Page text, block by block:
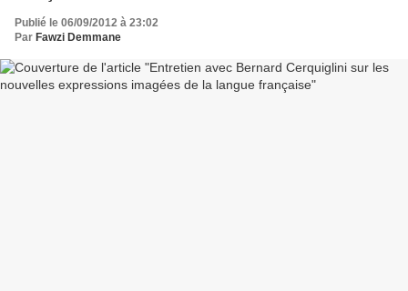
Publié le 06/09/2012 à 23:02
Par Fawzi Demmane